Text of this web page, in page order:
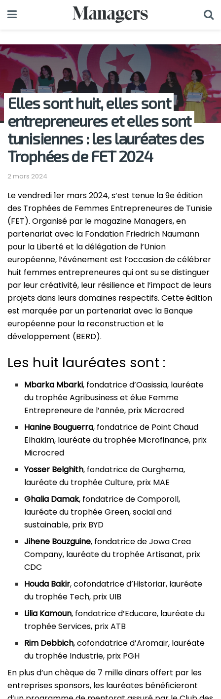
Elles sont huit, elles sont
entrepreneures et elles sont
tunisiennes : les lauréates des
Trophées de FET 2024
2 mars 2024
Le vendredi 1er mars 2024, s’est tenue la 9e édition
des Trophées de Femmes Entrepreneures de Tunisie
(FET). Organisé par le magazine Managers, en
partenariat avec la Fondation Friedrich Naumann
pour la Liberté et la délégation de l’Union
européenne, l’événement est l’occasion de célébrer
huit femmes entrepreneures qui ont su se distinguer
par leur créativité, leur résilience et l’impact de leurs
projets dans leurs domaines respectifs. Cette édition
est marquée par un partenariat avec la Banque
européenne pour la reconstruction et le
développement (BERD).
Les huit lauréates sont :
Mbarka Mbarki, fondatrice d’Oasissia, lauréate
du trophée Agribusiness et élue Femme
Entrepreneure de l’année, prix Microcred
Hanine Bouguerra, fondatrice de Point Chaud
Elhakim, lauréate du trophée Microfinance, prix
Microcred
Yosser Belghith, fondatrice de Ourghema,
lauréate du trophée Culture, prix MAE
Ghalia Damak, fondatrice de Comporoll,
lauréate du trophée Green, social and
sustainable, prix BYD
Jihene Bouzguine, fondatrice de Jowa Crea
Company, lauréate du trophée Artisanat, prix
CDC
Houda Bakir, cofondatrice d’Historiar, lauréate
du trophée Tech, prix UIB
Lilia Kamoun, fondatrice d’Educare, lauréate du
trophée Services, prix ATB
Rim Debbich, cofondatrice d’Aromair, lauréate
du trophée Industrie, prix PGH
En plus d’un chèque de 7 mille dinars offert par les
entreprises sponsors, les lauréates bénéficieront